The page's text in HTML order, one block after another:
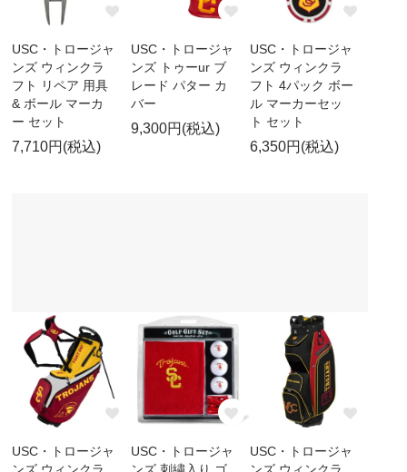
USC・トロージャ
ンズ ウィンクラ
フト リペア 用具
& ボール マーカ
ー セット
7,710円(税込)
USC・トロージャ
ンズ トゥーur ブ
レード パター カ
バー
9,300円(税込)
USC・トロージャ
ンズ ウィンクラ
フト 4パック ボー
ル マーカーセッ
ト セット
6,350円(税込)
USC・トロージャ
USC・トロージャ
USC・トロージャ